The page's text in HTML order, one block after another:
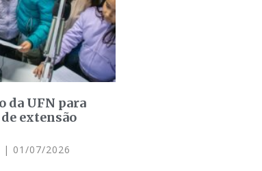
da UFN para
extensão
01/07/2026